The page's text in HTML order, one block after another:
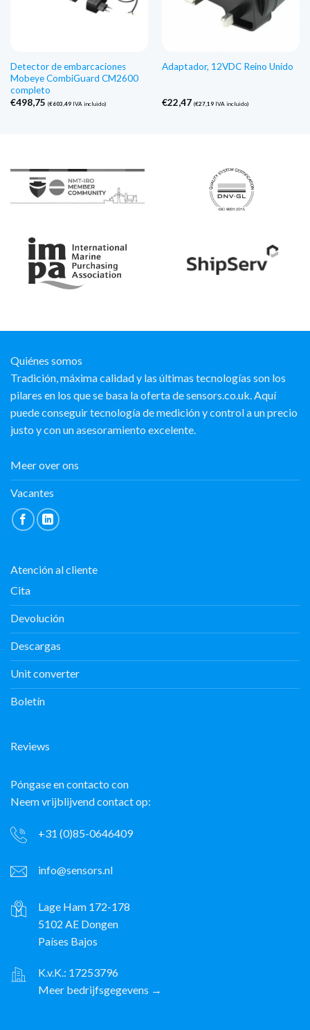
Detector de embarcaciones
Mobeye CombiGuard CM2600
completo
€498,75 (€603,49IVA incluido)
Adaptador, 12VDC Reino Unido
€22,47 (€27,19IVA incluido)
Quiénes somos
Tradición, máxima calidad y las últimas tecnologías son los
pilares en los que se basa la oferta de sensors.co.uk. Aquí
puede conseguir tecnología de medición y control a un precio
justo y con un asesoramiento excelente.
Meer over ons
Vacantes
Atención al cliente
Cita
Devolución
Descargas
Unit converter
Boletín
Reviews
Póngase en contacto con
Neem vrijblijvend contact op:
+31 (0)85-0646409
info@sensors.nl
Lage Ham 172-178
5102 AE Dongen
Países Bajos
K.v.K.: 17253796
Meer bedrijfsgegevens →